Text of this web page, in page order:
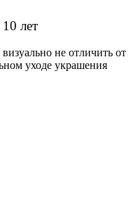
лет
не отличить от
уходе украшения